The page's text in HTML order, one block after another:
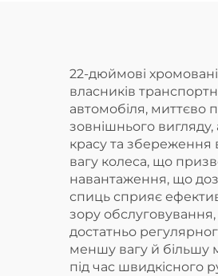
22-дюймові
власників
автомобіля, миттєво
зовнішнього
красу та збереження
вагу колеса, що
навантаження, що
спиць сприяє
зору
достатньо
меншу вагу й більшу
під час швидкісного